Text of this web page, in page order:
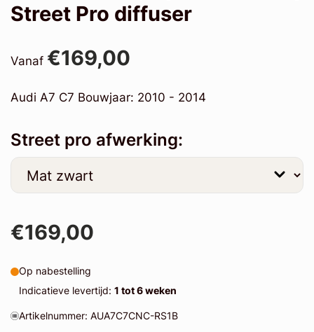
Street Pro diffuser
Vanaf €169,00
Audi A7 C7 Bouwjaar: 2010 - 2014
Street pro afwerking:
€169,00
Op nabestelling
Indicatieve levertijd: 1 tot 6 weken
Artikelnummer: AUA7C7CNC-RS1B